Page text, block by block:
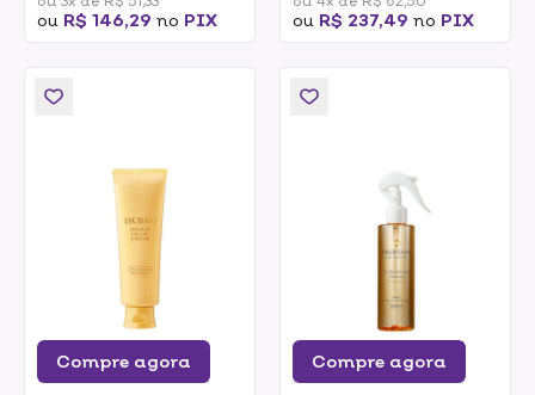
ou R$ 146,29 no PIX ou R$ 237,49 no PIX
Compre agora Compre agora